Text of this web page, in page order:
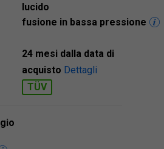
lucido
fusione in bassa pressione
24 mesi dalla data di
acquisto Dettagli
TÜV